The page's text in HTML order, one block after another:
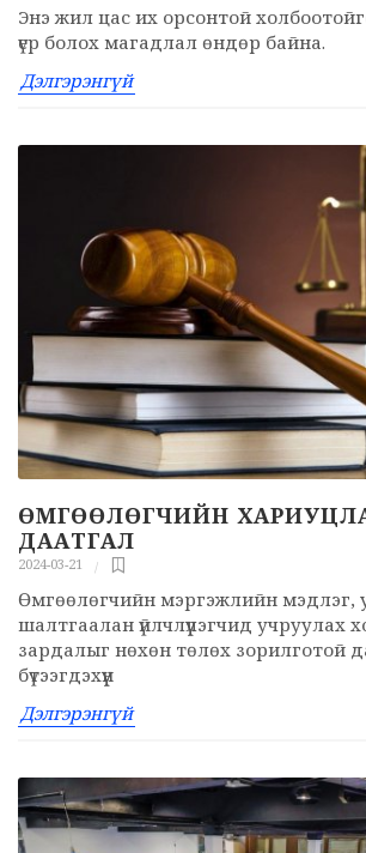
Энэ жил цас их орсонтой
үер болох магадлал өндөр байна.
Дэлгэрэнгүй
ӨМГӨӨЛӨГЧИЙН
ДААТГАЛ
2024-03-21
Өмгөөлөгчийн мэргэжлийн мэдлэг,
шалтгаалан үйлчлүүлэгчид учруулах
зардалыг нөхөн төлөх зорилготой
бүтээгдэхүүн
Дэлгэрэнгүй